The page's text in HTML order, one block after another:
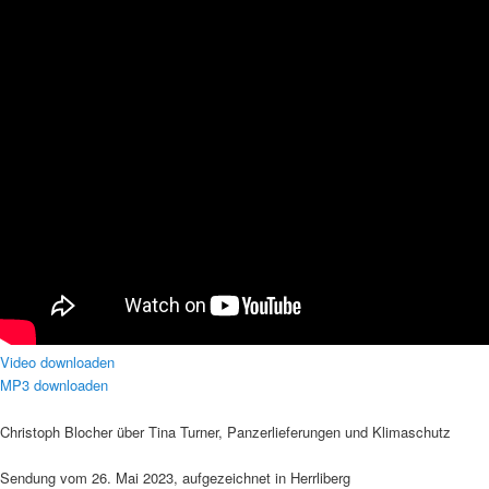
Video downloaden
MP3 downloaden
Christoph Blocher über Tina Turner, Panzerlieferungen und Klimaschutz
Sendung vom 26. Mai 2023, aufgezeichnet in Herrliberg